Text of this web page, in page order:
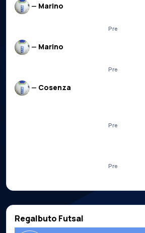
— Marino
Pre
— Marino
Pre
— Cosenza
Pre
Pre
Regalbuto Futsal